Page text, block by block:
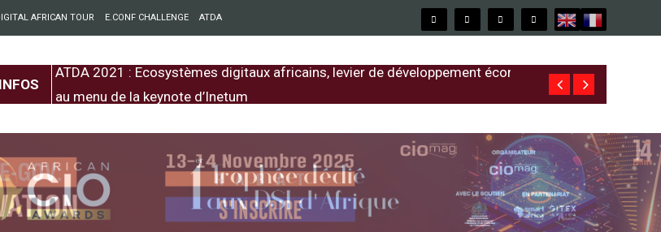
AFRICAN TOUR E.CONF CHALLENGE ATDA
et
ATDA 2021 : Ecosystèmes digitaux africains, levier de développement économique
au menu de la keynote d’Inetum
Free au